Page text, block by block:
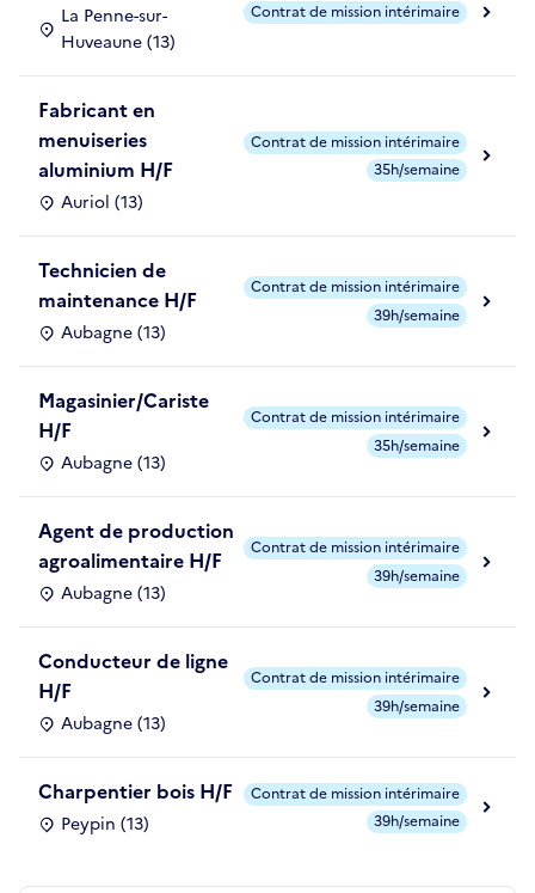
La Penne-sur-
Huveaune (13)
Contrat de mission intérimaire
Fabricant en
menuiseries
aluminium H/F
Auriol (13)
Contrat de mission intérimaire
35h/semaine
Technicien de
maintenance H/F
Aubagne (13)
Contrat de mission intérimaire
39h/semaine
Magasinier/Cariste
H/F
Aubagne (13)
Contrat de mission intérimaire
35h/semaine
Agent de production
agroalimentaire H/F
Aubagne (13)
Contrat de mission intérimaire
39h/semaine
Conducteur de ligne
H/F
Aubagne (13)
Contrat de mission intérimaire
39h/semaine
Charpentier bois H/F
Peypin (13)
Contrat de mission intérimaire
39h/semaine